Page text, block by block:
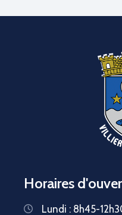
Horaires
Lundi : 8h45-